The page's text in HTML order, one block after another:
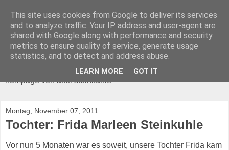
ANTIROM
hompage von axel steinkuhle
Montag, November 07, 2011
Tochter: Frida Marleen Steinkuhle
Vor nun 5 Monaten war es soweit, unsere Tochter Frida kam
This site uses cookies from Google to deliver its services
and to analyze traffic. Your IP address and user-agent are
shared with Google along with performance and security
metrics to ensure quality of service, generate usage
statistics, and to detect and address abuse.
LEARN MORE GOT IT